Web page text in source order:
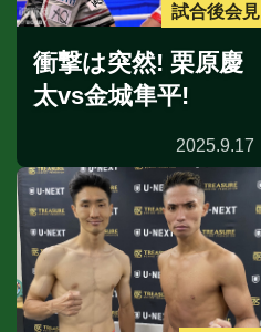
試合後会見
衝撃は突然! 栗原慶
太vs金城隼平!
2025.9.17